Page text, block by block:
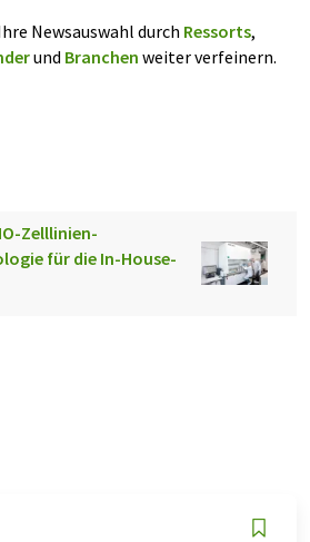
Newsauswahl durch Ressorts,
und Branchen weiter verfeinern.
Zelllinien-
für die In-House-